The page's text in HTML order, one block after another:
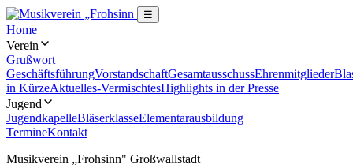
☰
Home
Verein
Grußwort
GeschäftsführungVorstandschaftGesamtausschussEhrenmitglieder
in KürzeAktuelles-VermischtesHighlights in der Presse
Jugend
JugendkapelleBläserklasseElementarausbildung
TermineKontakt
Musikverein „Frohsinn" Großwallstadt